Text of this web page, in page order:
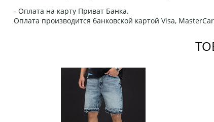
- Оплата на карту Приват Банка.
Оплата производится банковской картой Visa,